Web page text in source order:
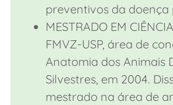
preventivos da doença
MESTRADO EM
FMVZ-USP, área de
Anatomia dos Animais
Silvestres, em 2004.
mestrado na área de